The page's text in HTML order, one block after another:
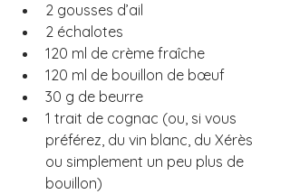
2 gousses d’ail
2 échalotes
120 ml de crème fraîche
120 ml de bouillon de bœuf
30 g de beurre
1 trait de cognac (ou, si vous
préférez, du vin blanc, du Xérès
ou simplement un peu plus de
bouillon)